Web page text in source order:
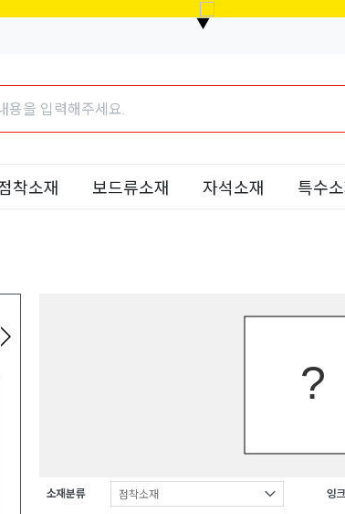
▼
착소재 보드류소재 자석소재 특수소
소재분류 잉